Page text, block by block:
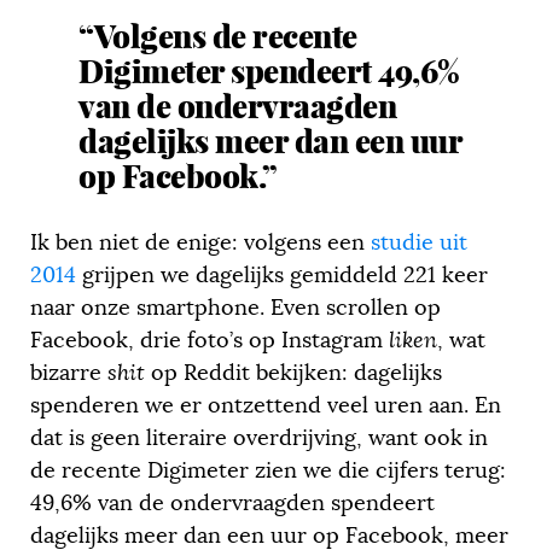
“Volgens de recente
Digimeter spendeert 49,6%
van de ondervraagden
dagelijks meer dan een uur
op Facebook.”
Ik ben niet de enige: volgens een studie uit
2014 grijpen we dagelijks gemiddeld 221 keer
naar onze smartphone. Even scrollen op
Facebook, drie foto’s op Instagram liken, wat
bizarre shit op Reddit bekijken: dagelijks
spenderen we er ontzettend veel uren aan. En
dat is geen literaire overdrijving, want ook in
de recente Digimeter zien we die cijfers terug:
49,6% van de ondervraagden spendeert
dagelijks meer dan een uur op Facebook, meer